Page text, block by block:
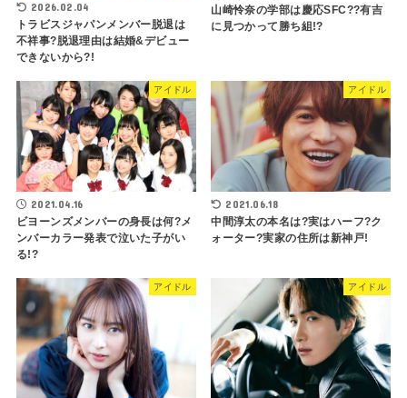
2026.02.04
トラビスジャパンメンバー脱退は
不祥事?脱退理由は結婚&デビュー
できないから?!
山崎怜奈の学部は慶応SFC??有吉
に見つかって勝ち組!?
アイドル
2021.04.16
ビヨーンズメンバーの身長は何?メ
ンバーカラー発表で泣いた子がい
る!?
アイドル
2021.06.18
中間淳太の本名は?実はハーフ?ク
ォーター?実家の住所は新神戸!
アイドル アイドル